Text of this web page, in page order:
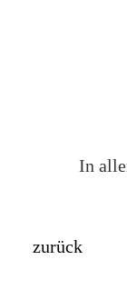
In
zurück